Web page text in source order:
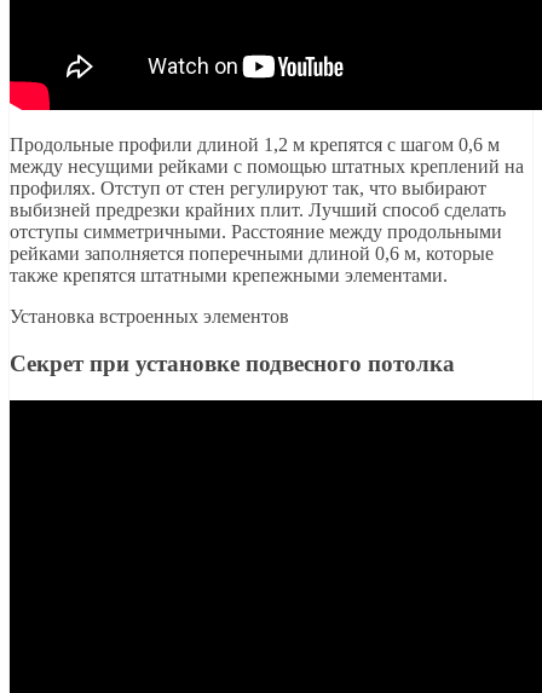
Продольные профили длиной 1,2 м крепятся с шагом 0,6 м
между несущими рейками с помощью штатных креплений на
профилях. Отступ от стен регулируют так, что выбирают
выбизней предрезки крайних плит. Лучший способ сделать
отступы симметричными. Расстояние между продольными
рейками заполняется поперечными длиной 0,6 м, которые
также крепятся штатными крепежными элементами.
Установка встроенных элементов
Секрет при установке подвесного потолка